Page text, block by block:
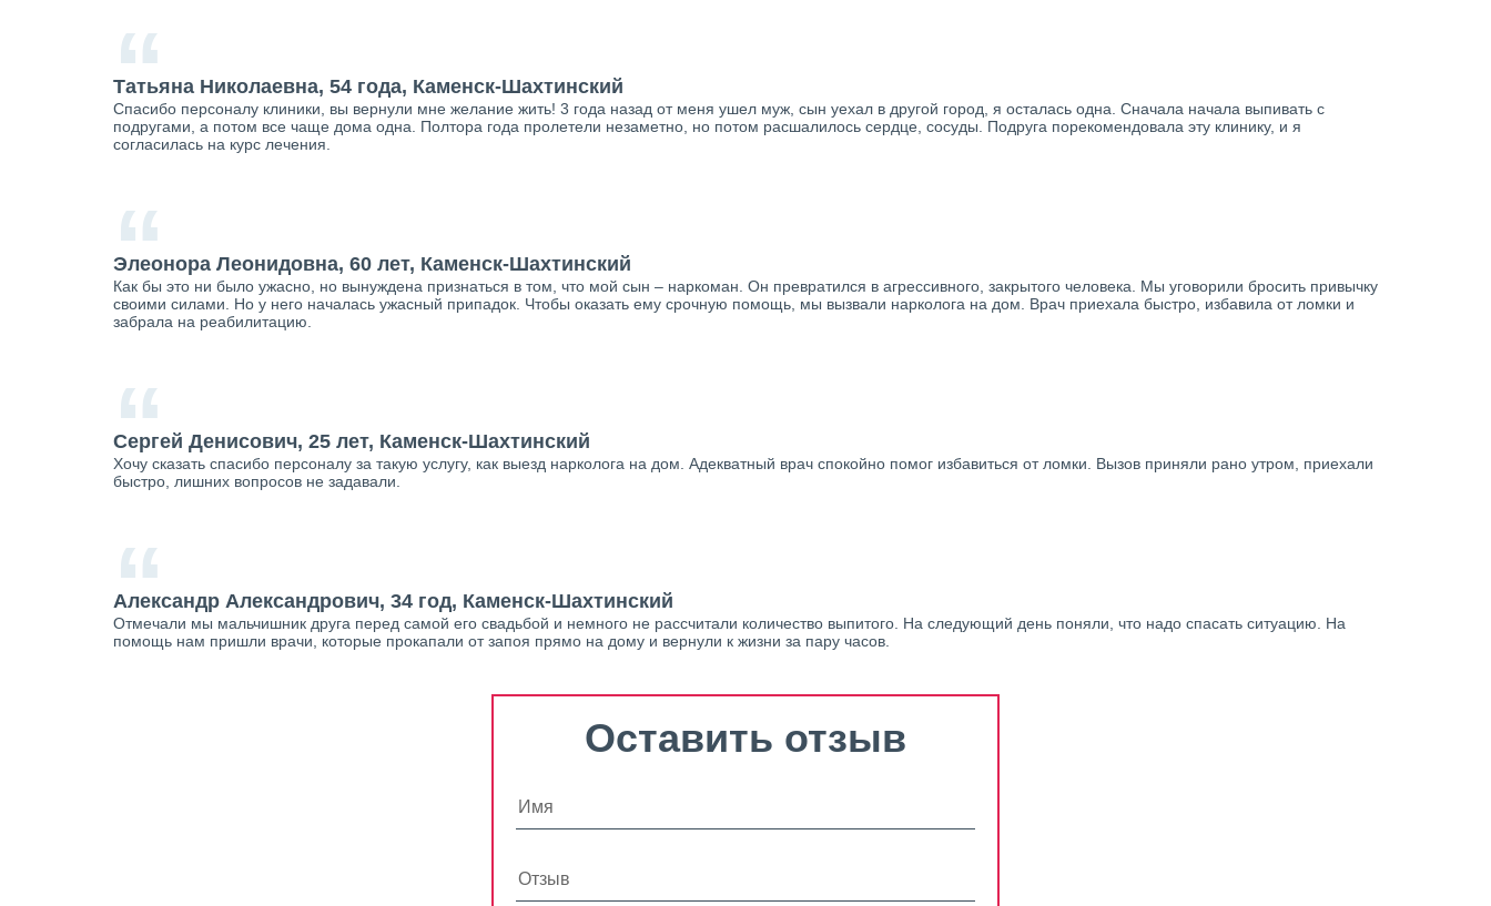
“
Татьяна Николаевна, 54 года, Каменск-Шахтинский
Спасибо персоналу клиники, вы вернули мне желание жить! 3 года назад от меня ушел муж, сын уехал в другой город, я осталась одна. Сначала начала выпивать с
подругами, а потом все чаще дома одна. Полтора года пролетели незаметно, но потом расшалилось сердце, сосуды. Подруга порекомендовала эту клинику, и я
согласилась на курс лечения.
“
Элеонора Леонидовна, 60 лет, Каменск-Шахтинский
Как бы это ни было ужасно, но вынуждена признаться в том, что мой сын – наркоман. Он превратился в агрессивного, закрытого человека. Мы уговорили бросить привычку
своими силами. Но у него началась ужасный припадок. Чтобы оказать ему срочную помощь, мы вызвали нарколога на дом. Врач приехала быстро, избавила от ломки и
забрала на реабилитацию.
“
Сергей Денисович, 25 лет, Каменск-Шахтинский
Хочу сказать спасибо персоналу за такую услугу, как выезд нарколога на дом. Адекватный врач спокойно помог избавиться от ломки. Вызов приняли рано утром, приехали
быстро, лишних вопросов не задавали.
“
Александр Александрович, 34 год, Каменск-Шахтинский
Отмечали мы мальчишник друга перед самой его свадьбой и немного не рассчитали количество выпитого. На следующий день поняли, что надо спасать ситуацию. На
помощь нам пришли врачи, которые прокапали от запоя прямо на дому и вернули к жизни за пару часов.
Оставить отзыв